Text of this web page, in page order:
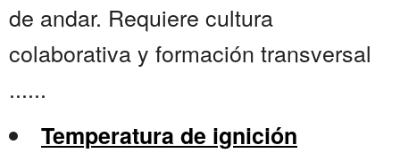
de andar. Requiere cultura
colaborativa y formación transversal
......
Temperatura de ignición